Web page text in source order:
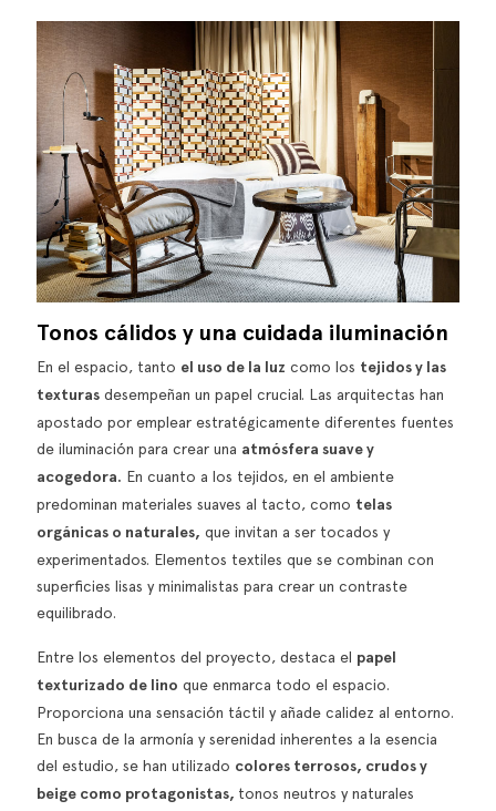
Tonos cálidos y una cuidada iluminación
En el espacio, tanto el uso de la luz como los tejidos y las
texturas desempeñan un papel crucial. Las arquitectas han
apostado por emplear estratégicamente diferentes fuentes
de iluminación para crear una atmósfera suave y
acogedora. En cuanto a los tejidos, en el ambiente
predominan materiales suaves al tacto, como telas
orgánicas o naturales, que invitan a ser tocados y
experimentados. Elementos textiles que se combinan con
superficies lisas y minimalistas para crear un contraste
equilibrado.
Entre los elementos del proyecto, destaca el papel
texturizado de lino que enmarca todo el espacio.
Proporciona una sensación táctil y añade calidez al entorno.
En busca de la armonía y serenidad inherentes a la esencia
del estudio, se han utilizado colores terrosos, crudos y
beige como protagonistas, tonos neutros y naturales